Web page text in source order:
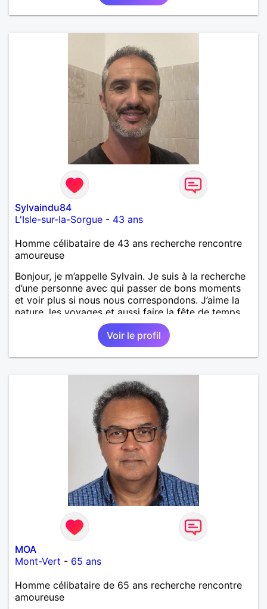
Sylvaindu84
L'Isle-sur-la-Sorgue - 43 ans
Homme célibataire de 43 ans recherche rencontre
amoureuse
Bonjour, je m’appelle Sylvain. Je suis à la recherche
d’une personne avec qui passer de bons moments
et voir plus si nous nous correspondons. J’aime la
nature, les voyages et aussi faire la fête de temps
en temps ;-)Je suis papa d’un petit garçon de 7 ans
dont je m’occupe en garde alternée. J’aime à peu
près tous les styles de musique. (Oui je suis pas
trop fan de Jul). Je fais du sport pour garder la
pense en tout cas 😂)
Voir le profil
MOA
Mont-Vert - 65 ans
Homme célibataire de 65 ans recherche rencontre
amoureuse